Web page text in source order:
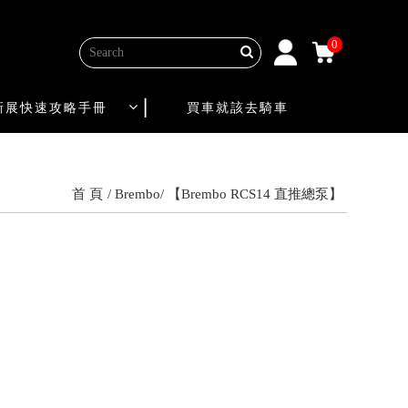
0
展快速攻略手冊 買車就該去騎車
首 頁 Brembo 【Brembo RCS14 直推總泵】